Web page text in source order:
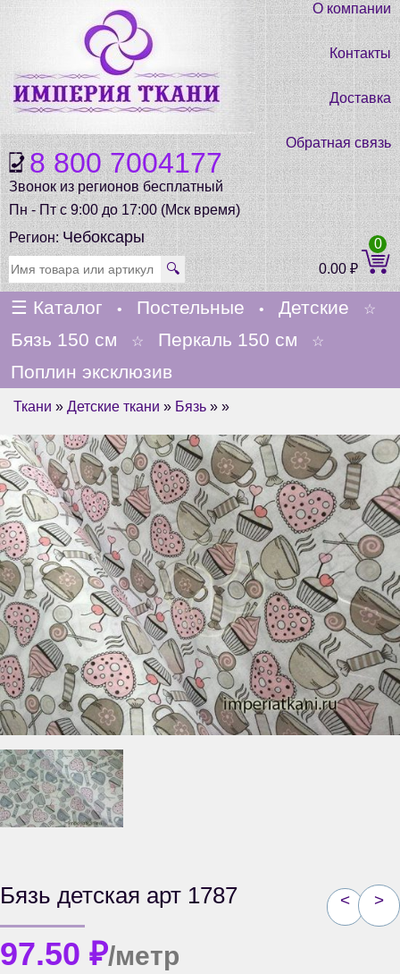
8 800 7004177
Звонок из регионов бесплатный
Пн - Пт с 9:00 до 17:00 (Мск время)
О компании
Контакты
Доставка
Обратная связь
Регион:Чебоксары
🔍 0.00₽
0
☰ Каталог • Постельные • Детские ☆
Бязь 150 см ☆ Перкаль 150 см ☆
Поплин эксклюзив
Ткани » Детские ткани » Бязь » »
< >
Бязь детская арт 1787
97.50 ₽/метр